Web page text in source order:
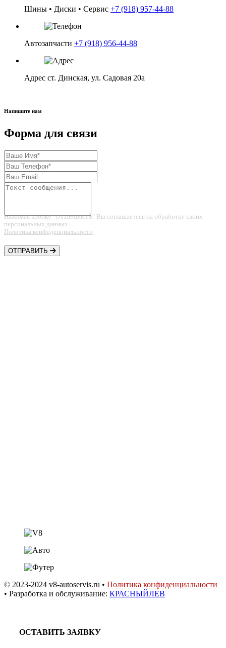
в корзину
Шины • Диски • Сервис +7 (918) 957-44-88
Автозапчасти +7 (918) 956-44-88
Адрес ст. Динская, ул. Садовая 20а
Напишите нам
Форма для связи
Нажимая кнопку "ОТПРАВИТЬ" Вы соглашаетесь на обработку своих
персональных данных.
Политика конфиденциальности
ОТПРАВИТЬ
© 2023-2024 v8-autoservis.ru • Политика конфиденциальности
• Разработка и обслуживание: КРАСНЫЙЛЕВ
ОСТАВИТЬ ЗАЯВКУ